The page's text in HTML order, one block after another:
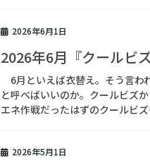
2026年6月1日
2026年6月『クールビ
6月といえば衣替え。そう言わ
と呼べばいいのか。クールビズ
エネ作戦だったはずのクールビ
2026年5月1日